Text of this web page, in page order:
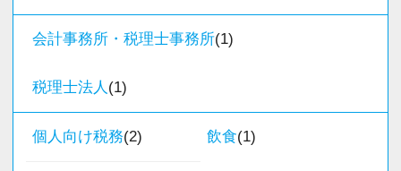
・申告書作成補助
・決算業務
・資料やデータの整理
・電話、メール対応
・その他付随する業務
会計事務所・税理士事務所(1)
税理士法人 (1)
個人向け税務(2) 飲食(1)